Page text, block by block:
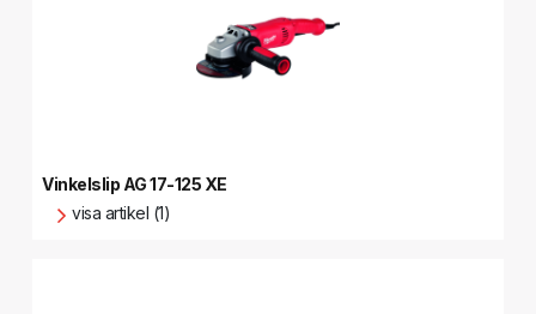
Vinkelslip AG 17-125 XE
visa artikel (1)